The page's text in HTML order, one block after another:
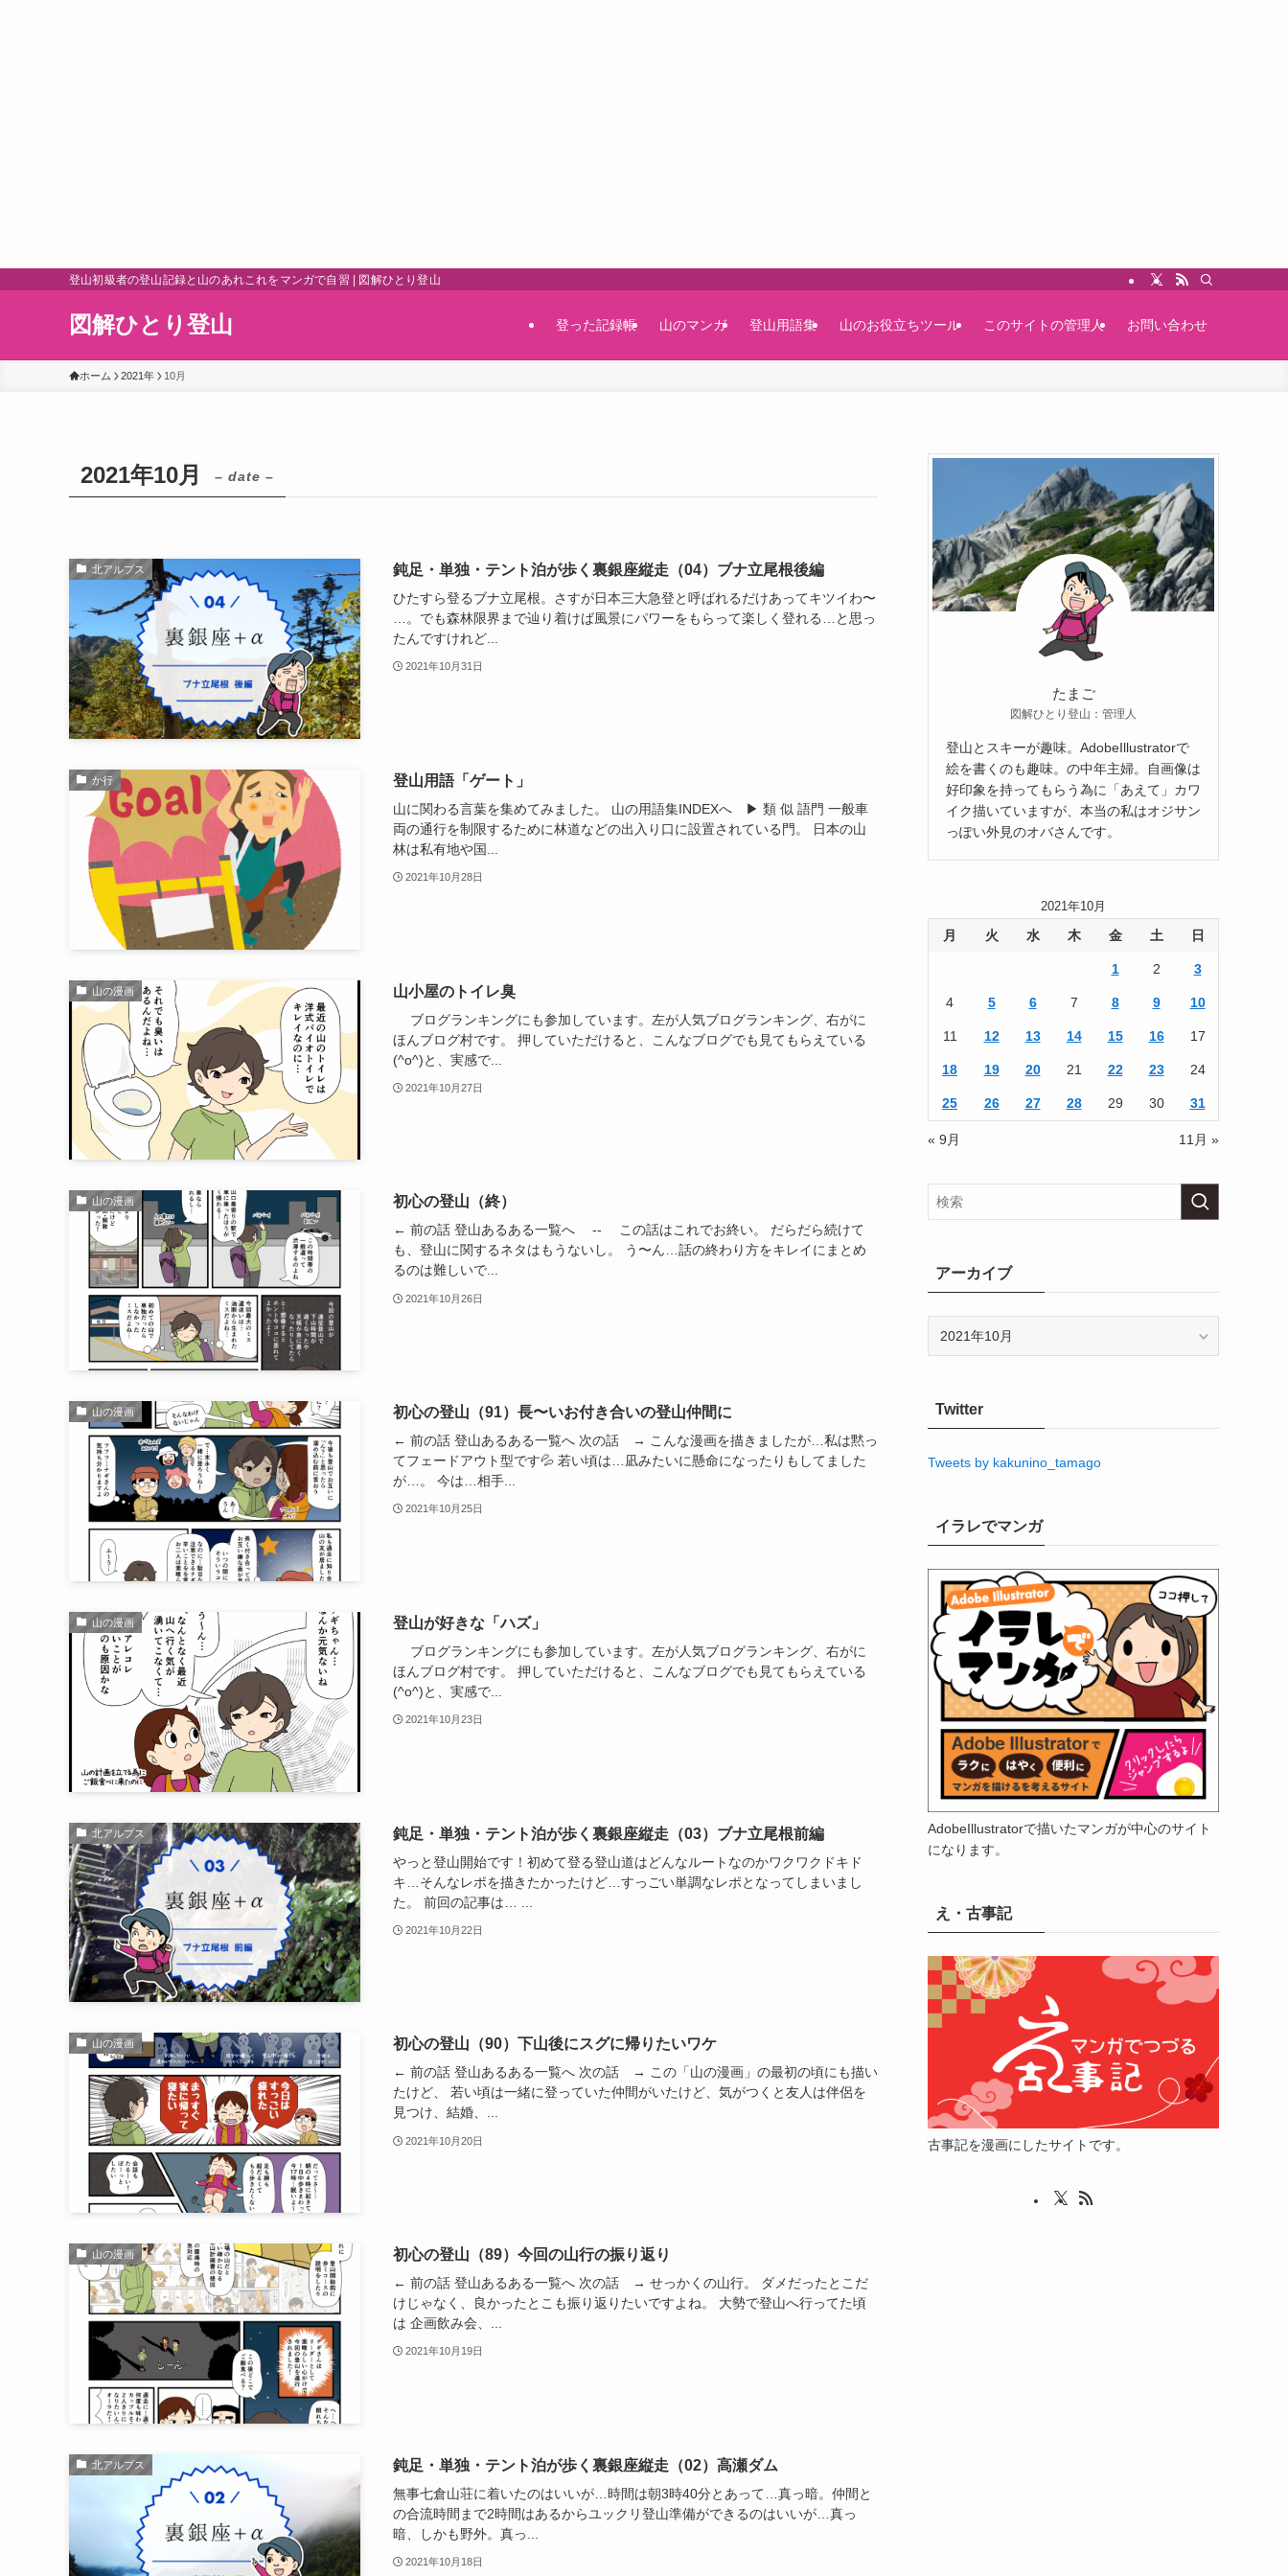
登山初級者の登山記録と山のあれこれをマンガで自習 | 図解ひとり登山
図解ひとり登山 登った記録帳 山のマンガ 登山用語集 山のお役立ちツール このサイトの管理人 お問い合わせ
ホーム 2021年 10月
2021年10月 – date –
北アルプス 鈍足・単独・テント泊が歩く裏銀座縦走（04）ブナ立尾根後編
ひたすら登るブナ立尾根。さすが日本三大急登と呼ばれるだけあってキツイわ〜
…。でも森林限界まで辿り着けば風景にパワーをもらって楽しく登れる…と思っ
たんですけれど...
2021年10月31日
か行 登山用語「ゲート」
山に関わる言葉を集めてみました。 山の用語集INDEXへ ▶ 類 似 語門 一般車
両の通行を制限するために林道などの出入り口に設置されている門。 日本の山
林は私有地や国...
2021年10月28日
山の漫画 山小屋のトイレ臭
ブログランキングにも参加しています。左が人気ブログランキング、右がに
ほんブログ村です。 押していただけると、こんなブログでも見てもらえている
(^o^)と、実感で...
2021年10月27日
山の漫画 初心の登山（終）
← 前の話 登山あるある一覧へ -- この話はこれでお終い。 だらだら続けて
も、登山に関するネタはもうないし。 う〜ん…話の終わり方をキレイにまとめ
るのは難しいで...
2021年10月26日
山の漫画 初心の登山（91）長〜いお付き合いの登山仲間に
← 前の話 登山あるある一覧へ 次の話 → こんな漫画を描きましたが…私は黙っ
てフェードアウト型です💦 若い頃は…凪みたいに懸命になったりもしてました
が…。 今は…相手...
2021年10月25日
山の漫画 登山が好きな「ハズ」
ブログランキングにも参加しています。左が人気ブログランキング、右がに
ほんブログ村です。 押していただけると、こんなブログでも見てもらえている
(^o^)と、実感で...
2021年10月23日
北アルプス 鈍足・単独・テント泊が歩く裏銀座縦走（03）ブナ立尾根前編
やっと登山開始です！初めて登る登山道はどんなルートなのかワクワクドキド
キ…そんなレポを描きたかったけど…すっごい単調なレポとなってしまいまし
た。 前回の記事は… ...
2021年10月22日
山の漫画 初心の登山（90）下山後にスグに帰りたいワケ
← 前の話 登山あるある一覧へ 次の話 → この「山の漫画」の最初の頃にも描い
たけど、 若い頃は一緒に登っていた仲間がいたけど、気がつくと友人は伴侶を
見つけ、結婚、...
2021年10月20日
山の漫画 初心の登山（89）今回の山行の振り返り
← 前の話 登山あるある一覧へ 次の話 → せっかくの山行。 ダメだったとこだ
けじゃなく、良かったとこも振り返りたいですよね。 大勢で登山へ行ってた頃
は 企画飲み会、...
2021年10月19日
北アルプス 鈍足・単独・テント泊が歩く裏銀座縦走（02）高瀬ダム
無事七倉山荘に着いたのはいいが…時間は朝3時40分とあって…真っ暗。仲間と
の合流時間まで2時間はあるからユックリ登山準備ができるのはいいが…真っ
暗、しかも野外。真っ...
2021年10月18日
たまご
図解ひとり登山：管理人
登山とスキーが趣味。AdobeIllustratorで
絵を書くのも趣味。の中年主婦。自画像は
好印象を持ってもらう為に「あえて」カワ
イク描いていますが、本当の私はオジサン
っぽい外見のオバさんです。
2021年10月
月 火 水 木 金 土 日
1 2 3
4 5 6 7 8 9 10
11 12 13 14 15 16 17
18 19 20 21 22 23 24
25 26 27 28 29 30 31
« 9月 11月 »
アーカイブ
ブTwitter
Tweets by kakunino_tamago
イラレでマンガ
AdobeIllustratorで描いたマンガが中心のサイト
になります。
え・古事記
古事記を漫画にしたサイトです。